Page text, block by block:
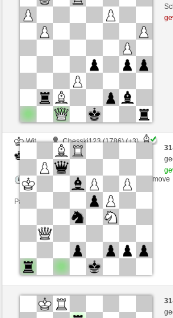
Zwart
RezaSd (1400) (-3)
Speelduur: 5 minutes/side + 1 seconds/move
Wit
Chesski123 (1786) (+3)
RezaSd (1403) (-3)
Speelduur: 6 minutes/side + 0 seconds/move
Partij telt mee voor de ranglijst
Wit
Mars0000 (1347) (-14)
Zwart
RezaSd (1389) (+14)